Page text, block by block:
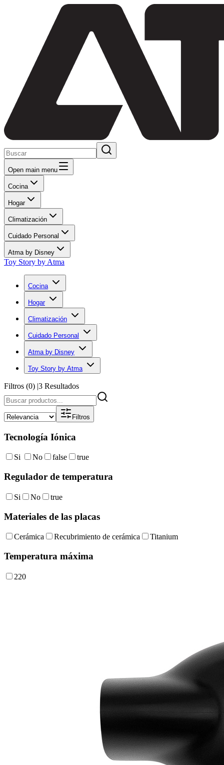
Open main menu
Cocina
Hogar
Climatización
Cuidado Personal
Atma by Disney
Toy Story by Atma
Cocina
Hogar
Climatización
Cuidado Personal
Atma by Disney
Toy Story by Atma
Filtros (0) |3 Resultados
Filtros
Tecnología Iónica
Si No false true
Regulador de temperatura
Si No true
Materiales de las placas
Cerámica Recubrimiento de cerámica Titanium
Temperatura máxima
220